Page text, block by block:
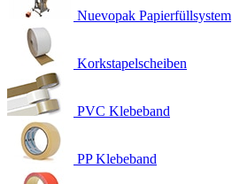
Nuevopak Papierfüllsystem
Korkstapelscheiben
PVC Klebeband
PP Klebeband